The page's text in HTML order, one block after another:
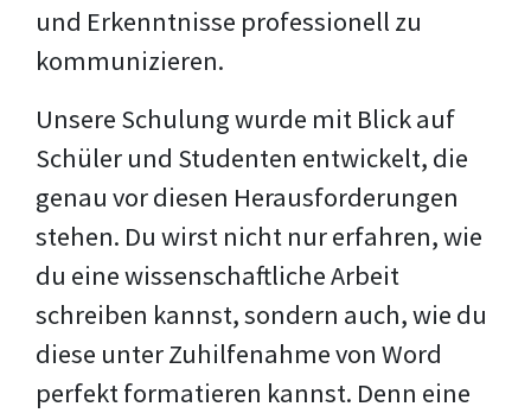
und Erkenntnisse professionell zu
kommunizieren.
Unsere Schulung wurde mit Blick auf
Schüler und Studenten entwickelt, die
genau vor diesen Herausforderungen
stehen. Du wirst nicht nur erfahren, wie
du eine wissenschaftliche Arbeit
schreiben kannst, sondern auch, wie du
diese unter Zuhilfenahme von Word
perfekt formatieren kannst. Denn eine